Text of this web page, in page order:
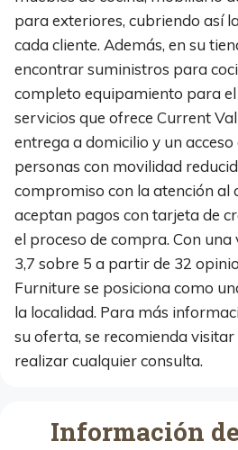
para exteriores, cubriendo así
cada cliente. Además, en su
encontrar suministros para
completo equipamiento para el
servicios que ofrece Current
entrega a domicilio y un
personas con movilidad
compromiso con la atención al
aceptan pagos con tarjeta de
el proceso de compra. Con
3,7 sobre 5 a partir de 32
Furniture se posiciona como
la localidad. Para más
su oferta, se recomienda
realizar cualquier consulta.
Información